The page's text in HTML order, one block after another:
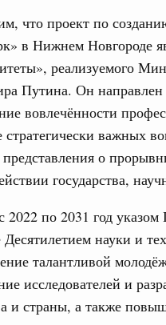
что проект по
в Нижнем Новгороде
реализуемого
Путина. Он направлен
вовлечённости
важных
о
государства,
2022 по 2031 год
Десятилетием науки и
талантливой
исследователей и
и страны, а также
заседание
в сфере строительства
130
построено под
проект «Инфраструктура
200
объектам,
для